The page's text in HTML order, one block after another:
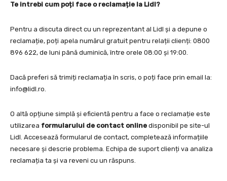
Te intrebi cum poți face o reclamație la Lidl?
Pentru a discuta direct cu un reprezentant al Lidl și a depune o
reclamație, poți apela numărul gratuit pentru relații clienți: 0800
896 622, de luni până duminică, între orele 08:00 și 19:00.
Dacă preferi să trimiți reclamația în scris, o poți face prin email la:
info@lidl.ro.
O altă opțiune simplă și eficientă pentru a face o reclamație este
utilizarea formularului de contact online disponibil pe site-ul
Lidl. Accesează formularul de contact, completează informațiile
necesare și descrie problema. Echipa de suport clienți va analiza
reclamația ta și va reveni cu un răspuns.